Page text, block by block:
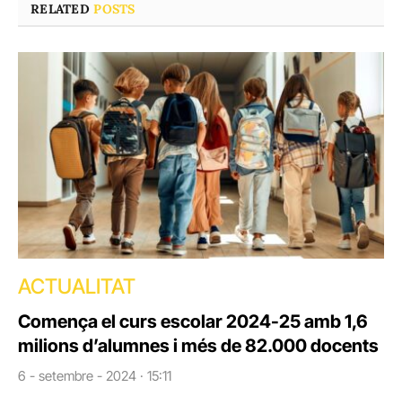
RELATEDPOSTS
ACTUALITAT
Comença el curs escolar 2024-25 amb 1,6
milions d’alumnes i més de 82.000 docents
6 - setembre - 2024 · 15:11